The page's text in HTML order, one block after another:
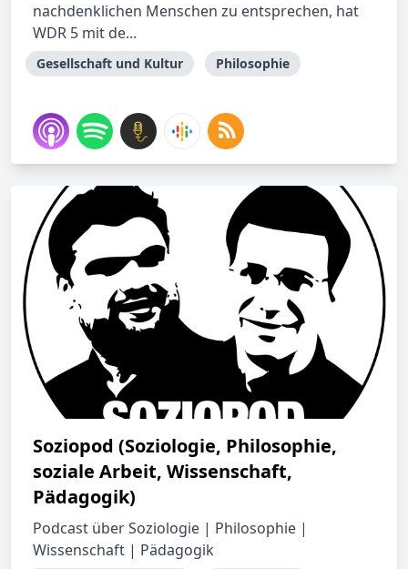
nachdenklichen Menschen zu entsprechen, hat
WDR 5 mit de...
Gesellschaft und Kultur Philosophie
Soziopod (Soziologie, Philosophie,
soziale Arbeit, Wissenschaft,
Pädagogik)
Podcast über Soziologie | Philosophie |
Wissenschaft | Pädagogik